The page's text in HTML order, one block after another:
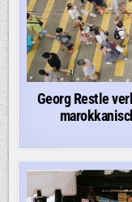
Georg Restle